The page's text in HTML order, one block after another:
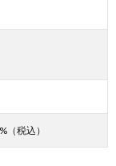
（税込）